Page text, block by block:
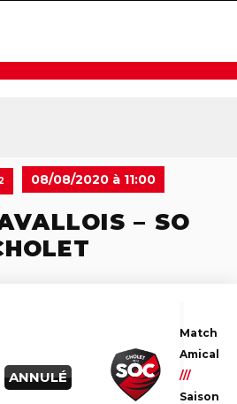
08/08/2020 à 11:00
– SO
ANNULÉ
Match
Amical
///
Saison